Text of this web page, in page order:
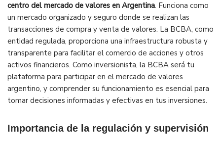
centro del mercado de valores en Argentina. Funciona como
un mercado organizado y seguro donde se realizan las
transacciones de compra y venta de valores. La BCBA, como
entidad regulada, proporciona una infraestructura robusta y
transparente para facilitar el comercio de acciones y otros
activos financieros. Como inversionista, la BCBA será tu
plataforma para participar en el mercado de valores
argentino, y comprender su funcionamiento es esencial para
tomar decisiones informadas y efectivas en tus inversiones.
Importancia de la regulación y supervisión